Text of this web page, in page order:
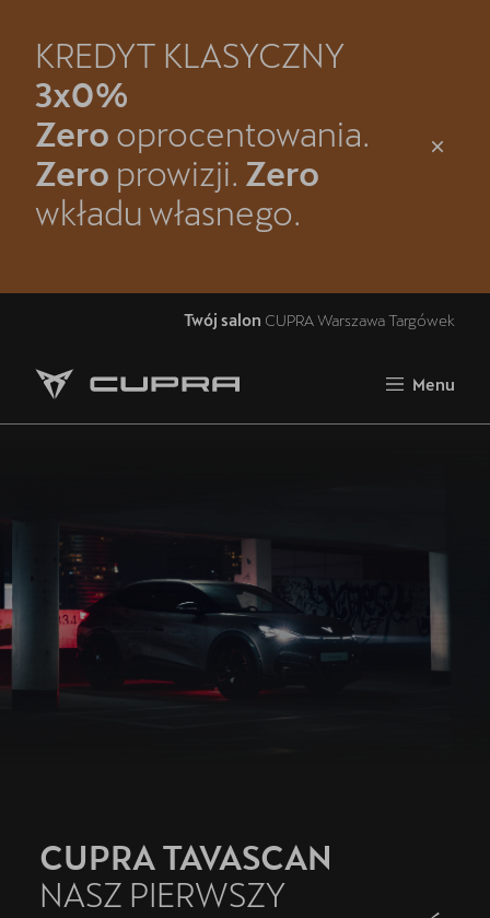
KREDYT KLASYCZNY
3x0%
Zero oprocentowania.
Zero prowizji. Zero
wkładu własnego.
Twój salon CUPRA Warszawa Targówek
Menu
Strona główna
Oferta i aktualności
Samochody dostępne od ręki
Spacer po CUPRA Warszawa-Targówek
Serwis
Oryginalne części zamienne
Akcesoria CUPRA
CUPRA TAVASCAN
NASZ PIERWSZY